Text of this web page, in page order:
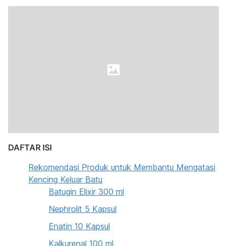
DAFTAR ISI
Rekomendasi Produk untuk Membantu Mengatasi
Kencing Keluar Batu
Batugin Elixir 300 ml
Nephrolit 5 Kapsul
Enatin 10 Kapsul
Kalkurenal 100 ml